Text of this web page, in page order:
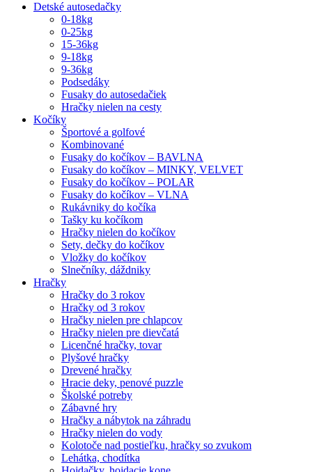
Detské autosedačky
0-18kg
0-25kg
15-36kg
9-18kg
9-36kg
Podsedáky
Fusaky do autosedačiek
Hračky nielen na cesty
Kočíky
Športové a golfové
Kombinované
Fusaky do kočíkov – BAVLNA
Fusaky do kočíkov – MINKY, VELVET
Fusaky do kočíkov – POLAR
Fusaky do kočíkov – VLNA
Rukávniky do kočíka
Tašky ku kočíkom
Hračky nielen do kočíkov
Sety, dečky do kočíkov
Vložky do kočíkov
Slnečníky, dáždniky
Hračky
Hračky do 3 rokov
Hračky od 3 rokov
Hračky nielen pre chlapcov
Hračky nielen pre dievčatá
Licenčné hračky, tovar
Plyšové hračky
Drevené hračky
Hracie deky, penové puzzle
Školské potreby
Zábavné hry
Hračky a nábytok na záhradu
Hračky nielen do vody
Kolotoče nad postieľku, hračky so zvukom
Lehátka, chodítka